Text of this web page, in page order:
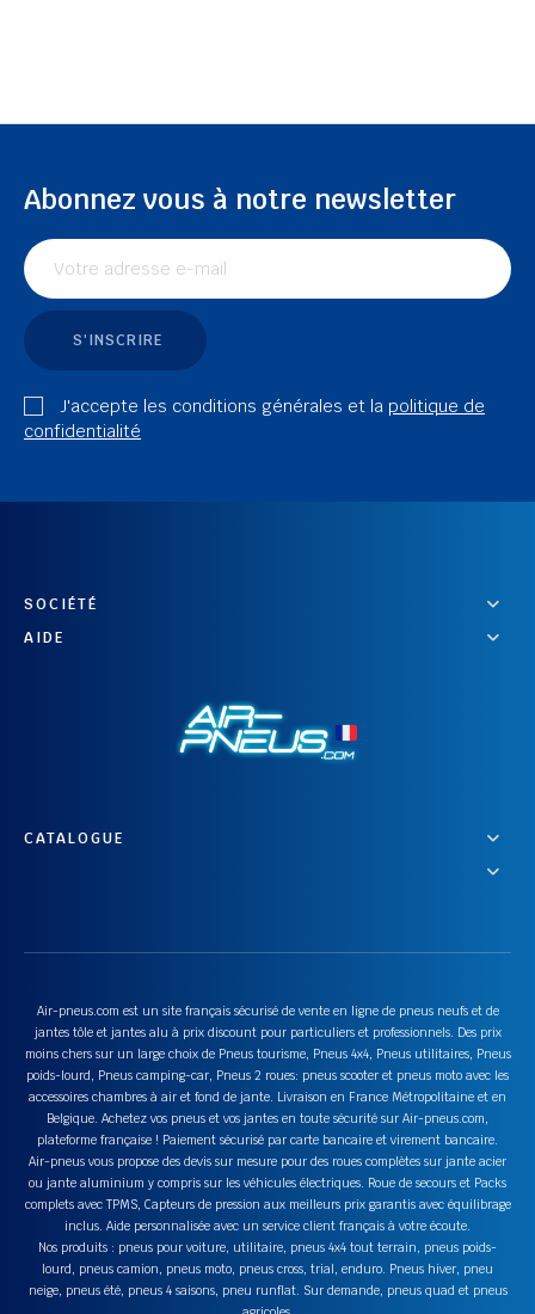
Abonnez vous à notre newsletter
S'INSCRIRE
J'accepte les conditions générales et la politique de
confidentialité
SOCIÉTÉ
AIDE
CATALOGUE
Air-pneus.com est un site français sécurisé de vente en ligne de pneus neufs et de
jantes tôle et jantes alu à prix discount pour particuliers et professionnels. Des prix
moins chers sur un large choix de Pneus tourisme, Pneus 4x4, Pneus utilitaires, Pneus
poids-lourd, Pneus camping-car, Pneus 2 roues: pneus scooter et pneus moto avec les
accessoires chambres à air et fond de jante. Livraison en France Métropolitaine et en
Belgique. Achetez vos pneus et vos jantes en toute sécurité sur Air-pneus.com,
plateforme française ! Paiement sécurisé par carte bancaire et virement bancaire.
Air-pneus vous propose des devis sur mesure pour des roues complètes sur jante acier
ou jante aluminium y compris sur les véhicules électriques. Roue de secours et Packs
complets avec TPMS, Capteurs de pression aux meilleurs prix garantis avec équilibrage
inclus. Aide personnalisée avec un service client français à votre écoute.
Nos produits : pneus pour voiture, utilitaire, pneus 4x4 tout terrain, pneus poids-
lourd, pneus camion, pneus moto, pneus cross, trial, enduro. Pneus hiver, pneu
neige, pneus été, pneus 4 saisons, pneu runflat. Sur demande, pneus quad et pneus